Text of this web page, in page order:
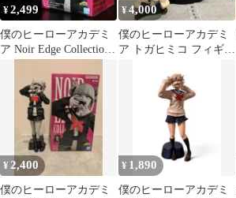
¥2,499
僕のヒーローアカデミ
ア Noir Edge Collection
¥4,000
僕のヒーローアカデミ
ア トガヒミコ フィギュ
¥2,400
僕のヒーローアカデミ
¥ 1,890
僕のヒーローアカデミ